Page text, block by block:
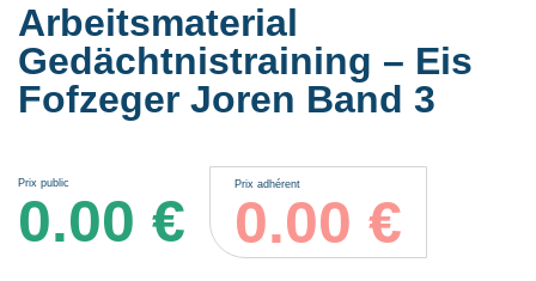
Arbeitsmaterial
Gedächtnistraining – Eis
Fofzeger Joren Band 3
Prix public
0.00 €
Prix adhérent
0.00 €